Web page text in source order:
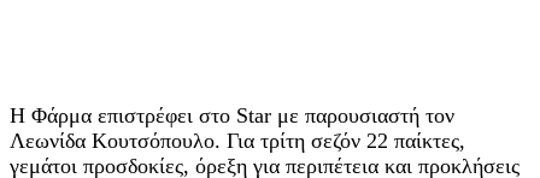
Η Φάρμα επιστρέφει στο Star με παρουσιαστή τον
Λεωνίδα Κουτσόπουλο. Για τρίτη σεζόν 22 παίκτες,
γεμάτοι προσδοκίες, όρεξη για περιπέτεια και προκλήσεις